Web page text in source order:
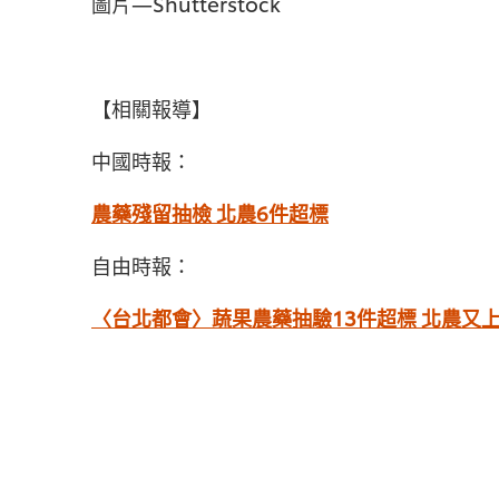
【相關報導】
中國時報：
農藥殘留抽檢 北農6件超標
自由時報：
〈台北都會〉蔬果農藥抽驗13件超標 北農又